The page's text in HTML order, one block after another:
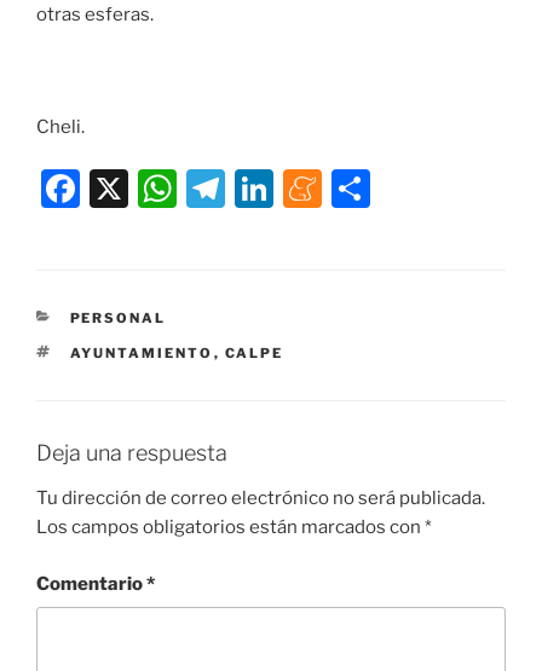
otras esferas.
Cheli.
F
e
b
k
X
W
A
T
a
Li
dI
M
CATEGORÍAS
PERSONAL
ETIQUETAS
AYUNTAMIENTO , CALPE
Deja una respuesta
Tu dirección de correo electrónico no será publicada.
Los campos obligatorios están marcados con *
Comentario*